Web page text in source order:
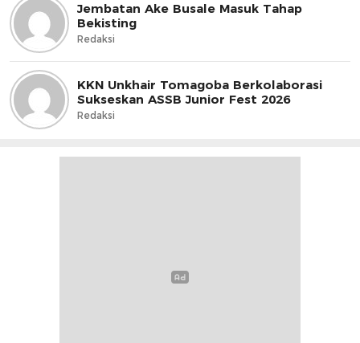
Jembatan Ake Busale Masuk Tahap
Bekisting
Redaksi
KKN Unkhair Tomagoba Berkolaborasi
Sukseskan ASSB Junior Fest 2026
Redaksi